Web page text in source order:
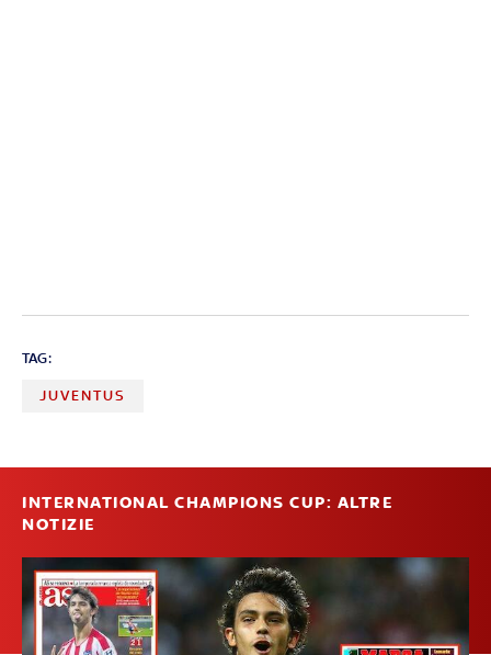
TAG:
JUVENTUS
INTERNATIONAL CHAMPIONS CUP: ALTRE
NOTIZIE